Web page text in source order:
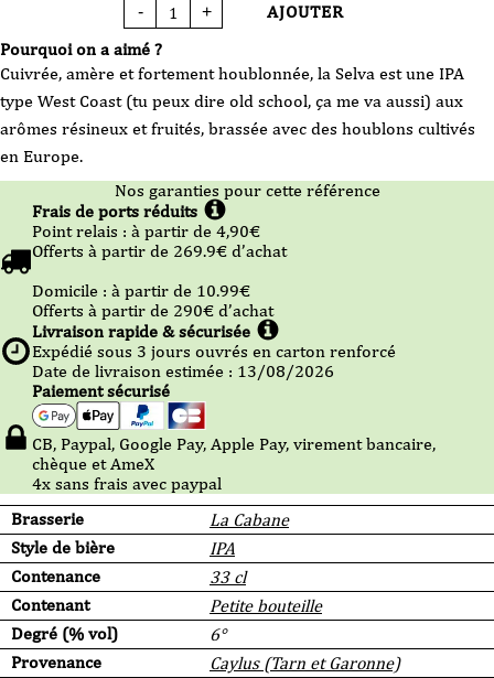
Pourquoi on a aimé ?
Cuivrée, amère et fortement houblonnée, la Selva est une IPA
type West Coast (tu peux dire old school, ça me va aussi) aux
arômes résineux et fruités, brassée avec des houblons cultivés
en Europe.
Brasserie
La Cabane
Style de bière
IPA
Contenance
33 cl
Contenant
Petite bouteille
Degré (% vol)
6°
Provenance
Caylus (Tarn et Garonne)
-
quantité
de
-
La
-
Selva
33cl
-
VP
+ AJOUTER
Nos garanties pour cette référence
Frais de ports réduits
Point relais : à partir de 4,90€
Offerts à partir de 269.9€ d’achat
Domicile : à partir de 10.99€
Offerts à partir de 290€ d’achat
Livraison rapide & sécurisée
Expédié sous 3 jours ouvrés en carton renforcé
Date de livraison estimée : 13/08/2026
Paiement sécurisé
CB, Paypal, Google Pay, Apple Pay, virement bancaire,
chèque et AmeX
4x sans frais avec paypal